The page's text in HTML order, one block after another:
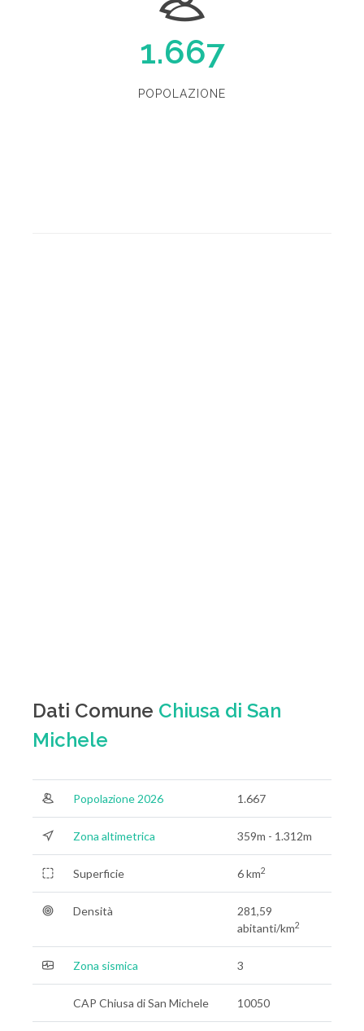
1.667
POPOLAZIONE
Dati Comune Chiusa di San
Michele
Popolazione 2026 1.667
Zona altimetrica 359m - 1.312m
Superficie 6 km2
Densità
281,59
abitanti/km2
Zona sismica 3
CAP Chiusa di San Michele 10050